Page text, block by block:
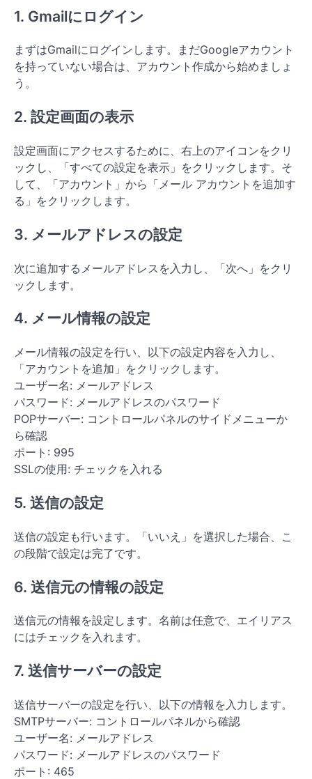
1. Gmailにログイン
まずはGmailにログインします。まだGoogleアカウント
を持っていない場合は、アカウント作成から始めましょ
う。
2. 設定画面の表示
設定画面にアクセスするために、右上のアイコンをクリ
ックし、「すべての設定を表示」をクリックします。そ
して、「アカウント」から「メール アカウントを追加す
る」をクリックします。
3. メールアドレスの設定
次に追加するメールアドレスを入力し、「次へ」をクリ
ックします。
4. メール情報の設定
メール情報の設定を行い、以下の設定内容を入力し、
「アカウントを追加」をクリックします。
ユーザー名: メールアドレス
パスワード: メールアドレスのパスワード
POPサーバー: コントロールパネルのサイドメニューか
ら確認
ポート: 995
SSLの使用: チェックを入れる
5. 送信の設定
送信の設定も行います。「いいえ」を選択した場合、こ
の段階で設定は完了です。
6. 送信元の情報の設定
送信元の情報を設定します。名前は任意で、エイリアス
にはチェックを入れます。
7. 送信サーバーの設定
送信サーバーの設定を行い、以下の情報を入力します。
SMTPサーバー: コントロールパネルから確認
ユーザー名: メールアドレス
パスワード: メールアドレスのパスワード
ポート: 465